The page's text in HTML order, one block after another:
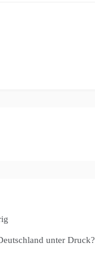
unter Druck?